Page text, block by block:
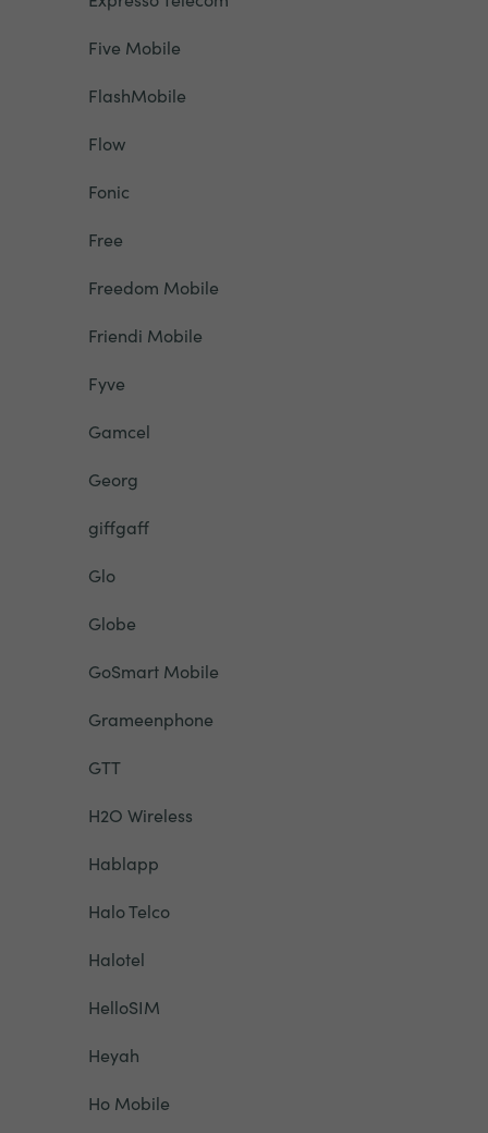
Five Mobile
FlashMobile
Flow
Fonic
Free
Freedom Mobile
Friendi Mobile
Fyve
Gamcel
Georg
giffgaff
Glo
Globe
GoSmart Mobile
Grameenphone
GTT
H2O Wireless
Hablapp
Halo Telco
Halotel
HelloSIM
Heyah
Ho Mobile